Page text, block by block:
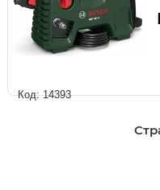
Код: 14393